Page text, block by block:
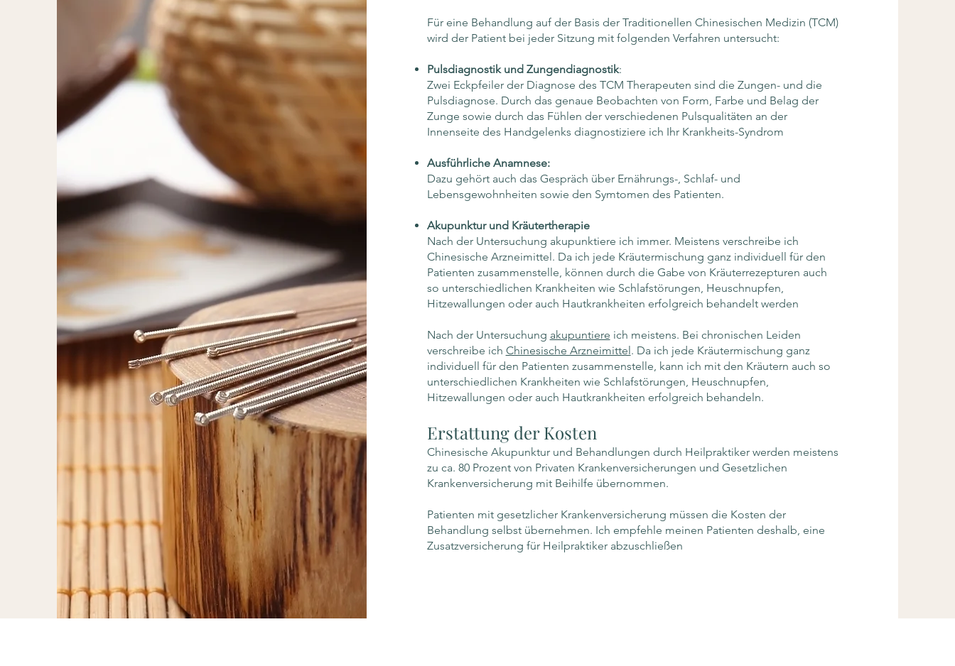
Für eine Behandlung auf der Basis der Traditionellen Chinesischen Medizin (TCM)
wird der Patient bei jeder Sitzung mit folgenden Verfahren untersucht:
Pulsdiagnostik und Zungendiagnostik:
Zwei Eckpfeiler der Diagnose des TCM Therapeuten sind die Zungen- und die
Pulsdiagnose. Durch das genaue Beobachten von Form, Farbe und Belag der
Zunge sowie durch das Fühlen der verschiedenen Pulsqualitäten an der
Innenseite des Handgelenks diagnostiziere ich Ihr Krankheits-Syndrom
Ausführliche Anamnese:
Dazu gehört auch das Gespräch über Ernährungs-, Schlaf- und
Lebensgewohnheiten sowie den Symtomen des Patienten.
Akupunktur und Kräutertherapie
Nach der Untersuchung akupunktiere ich immer. Meistens verschreibe ich
Chinesische Arzneimittel. Da ich jede Kräutermischung ganz individuell für den
Patienten zusammenstelle, können durch die Gabe von Kräuterrezepturen auch
so unterschiedlichen Krankheiten wie Schlafstörungen, Heuschnupfen,
Hitzewallungen oder auch Hautkrankheiten erfolgreich behandelt werden​​
Nach der Untersuchung akupuntiere ich meistens. Bei chronischen Leiden
verschreibe ich Chinesische Arzneimittel. Da ich jede Kräutermischung ganz
individuell für den Patienten zusammenstelle, kann ich mit den Kräutern auch so
unterschiedlichen Krankheiten wie Schlafstörungen, Heuschnupfen,
Hitzewallungen oder auch Hautkrankheiten erfolgreich behandeln.
Erstattung der Kosten
Chinesische Akupunktur und Behandlungen durch Heilpraktiker werden meistens
zu ca. 80 Prozent von Privaten Krankenversicherungen und Gesetzlichen
Krankenversicherung mit Beihilfe übernommen.
Patienten mit gesetzlicher Krankenversicherung müssen die Kosten der
Behandlung selbst übernehmen. Ich empfehle meinen Patienten deshalb, eine
Zusatzversicherung für Heilpraktiker abzuschließen